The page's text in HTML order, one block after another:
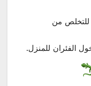
للتخلص من
الفئران للمنزل.